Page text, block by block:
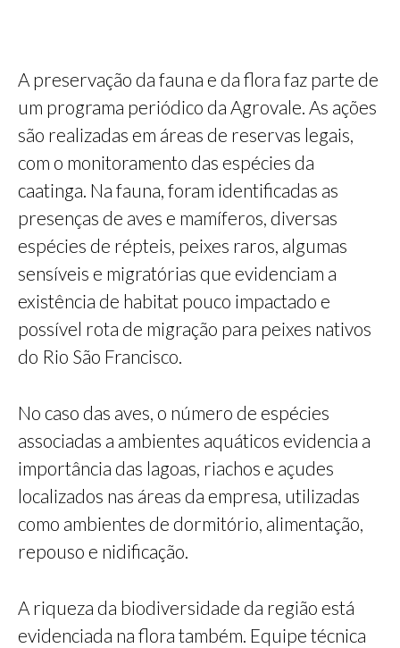
A preservação da fauna e da flora faz parte de
um programa periódico da Agrovale. As ações
são realizadas em áreas de reservas legais,
com o monitoramento das espécies da
caatinga. Na fauna, foram identificadas as
presenças de aves e mamíferos, diversas
espécies de répteis, peixes raros, algumas
sensíveis e migratórias que evidenciam a
existência de habitat pouco impactado e
possível rota de migração para peixes nativos
do Rio São Francisco.
No caso das aves, o número de espécies
associadas a ambientes aquáticos evidencia a
importância das lagoas, riachos e açudes
localizados nas áreas da empresa, utilizadas
como ambientes de dormitório, alimentação,
repouso e nidificação.
A riqueza da biodiversidade da região está
evidenciada na flora também. Equipe técnica